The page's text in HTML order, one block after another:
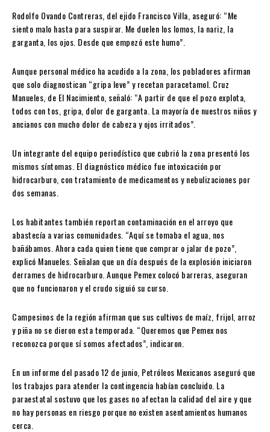
Rodolfo Ovando Contreras, del ejido Francisco Villa, aseguró: “Me
siento malo hasta para suspirar. Me duelen los lomos, la nariz, la
garganta, los ojos. Desde que empezó este humo”.
Aunque personal médico ha acudido a la zona, los pobladores afirman
que solo diagnostican “gripa leve” y recetan paracetamol. Cruz
Manueles, de El Nacimiento, señaló: “A partir de que el pozo explota,
todos con tos, gripa, dolor de garganta. La mayoría de nuestros niños y
ancianos con mucho dolor de cabeza y ojos irritados”.
Un integrante del equipo periodístico que cubrió la zona presentó los
mismos síntomas. El diagnóstico médico fue intoxicación por
hidrocarburo, con tratamiento de medicamentos y nebulizaciones por
dos semanas.
Los habitantes también reportan contaminación en el arroyo que
abastecía a varias comunidades. “Aquí se tomaba el agua, nos
bañábamos. Ahora cada quien tiene que comprar o jalar de pozo”,
explicó Manueles. Señalan que un día después de la explosión iniciaron
derrames de hidrocarburo. Aunque Pemex colocó barreras, aseguran
que no funcionaron y el crudo siguió su curso.
Campesinos de la región afirman que sus cultivos de maíz, frijol, arroz
y piña no se dieron esta temporada. “Queremos que Pemex nos
reconozca porque sí somos afectados”, indicaron.
En un informe del pasado 12 de junio, Petróleos Mexicanos aseguró que
los trabajos para atender la contingencia habían concluido. La
paraestatal sostuvo que los gases no afectan la calidad del aire y que
no hay personas en riesgo porque no existen asentamientos humanos
cerca.